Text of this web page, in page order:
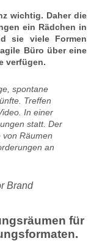
wichtig. Daher die
ein Rädchen in
sie viele Formen
Büro über eine
verfügen.
spontane
Treffen
In einer
statt. Der
von Räumen
an
Brand
für